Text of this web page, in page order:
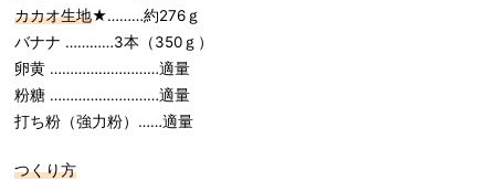
カカオ生地★………約276ｇ
バナナ …………3本（350ｇ）
卵黄 ………………………適量
粉糖 ………………………適量
打ち粉（強力粉）……適量
つくり方